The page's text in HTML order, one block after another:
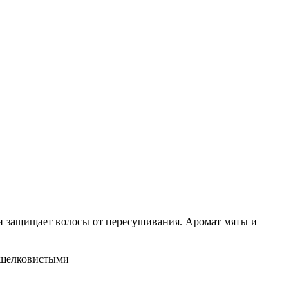
защищает волосы от пересушивания. Аромат мяты и